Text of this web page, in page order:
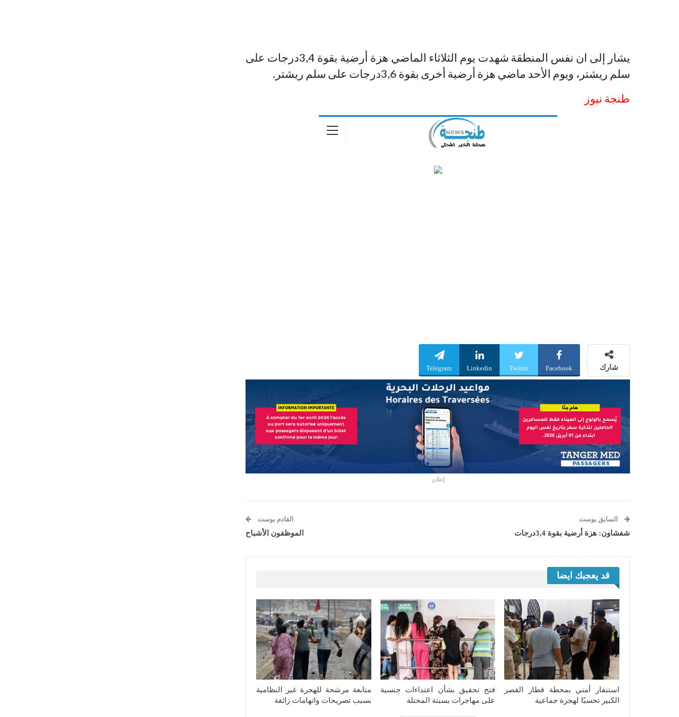
يشار إلى ان نفس المنطقة شهدت يوم الثلاثاء الماضي هزة أرضية بقوة 3,4درجات على
سلم ريشتر، ويوم الأحد ماضي هزة أرضية أخرى بقوة 3,6درجات على سلم ريشتر.
طنجة نيوز
شارك Facebook
Twitter
Linkedin
Telegram
إعلان
السابق بوست
شفشاون: هزة أرضية بقوة 3,4درجات
القادم بوست
الموظفون الأشباح
قد يعجبك ايضا
استنفار أمني بمحطة قطار القصر
الكبير تحسبًا لهجرة جماعية
فتح تحقيق بشأن اعتداءات جنسية
على مهاجرات بسبتة المحتلة
متابعة مرشحة للهجرة غير النظامية
بسبب تصريحات واتهامات زائفة